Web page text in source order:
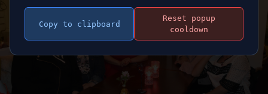
Copy to clipboard
Reset popup
cooldown